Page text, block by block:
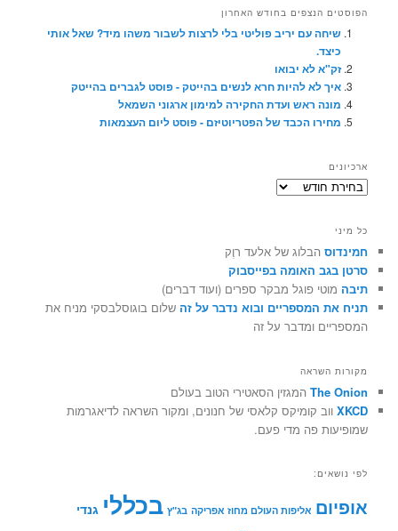
הפוסטים הנצפים בחודש האחרון
שיחה עם יריב פוליטי בלי לרצות לשבור משהו מיד? שאל אותי
כיצד.
זק"א לא יבואו
איך לא להיות חרא לנשים בהייטק - פוסט לגברים בהייטק
מונה ראש ועדת החקירה למימון ארגוני השמאל
מחירו הכבד של הפטריוטיזם - פוסט ליום העצמאות
ארכיונים
ארכיונים
כל מיני
חמינדוס הבלוג של אלעד רוֶק
סרטן בגב האומה בפייסבוק
תיבה מוטי פוגל מבקר ספרים (ועוד דברים)
תניח את המספריים ובוא נדבר על זה שלום בוגוסלבסקי מניח את
המספריים ומדבר על זה
מקורות השראה
The Onion המגזין הסאטירי הטוב בעולם
XKCD ווב קומיקס קלאסי של חנונים, ומקור השראה לדיאגרמות
שמופיעות פה מדי פעם.
לפי נושאים:
אופיום אליפות העולם מחוז אפריקה בג"ץ בכללי גנדי